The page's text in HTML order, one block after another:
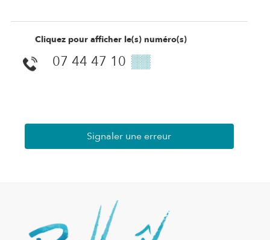
Cliquez pour afficher le(s) numéro(s)
07 44 47 10 ▒▒
Signaler une erreur